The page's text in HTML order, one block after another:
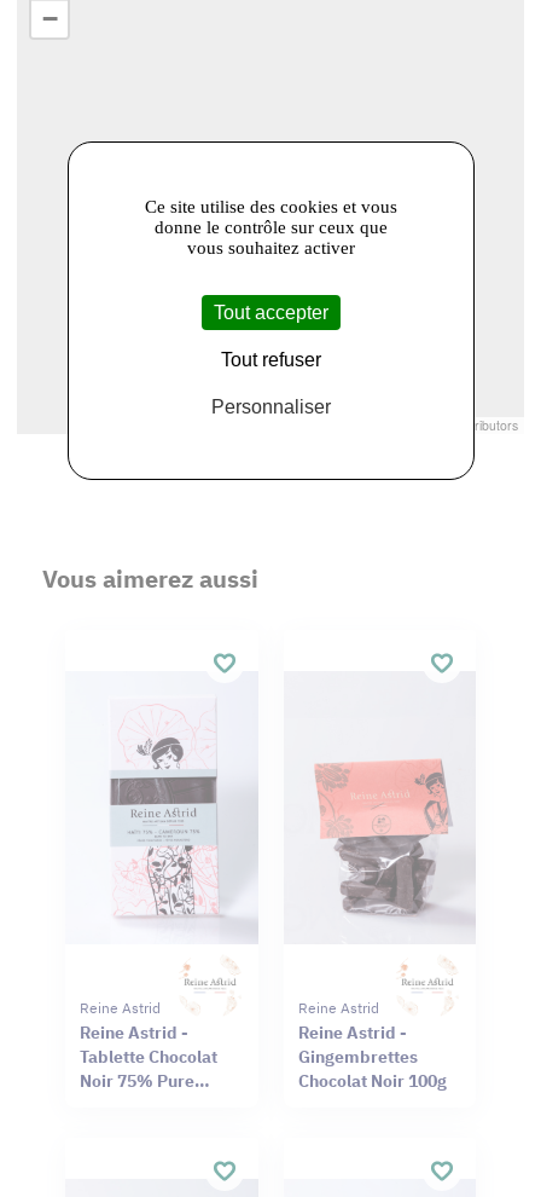
−
contributors
Vous aimerez aussi
Reine Astrid
Reine Astrid -
Tablette Chocolat
Noir 75% Pure
Reine Astrid
Reine Astrid -
Gingembrettes
Chocolat Noir 100g
Ce site utilise des cookies et vous
donne le contrôle sur ceux que
vous souhaitez activer
Tout accepter
Tout refuser
Personnaliser